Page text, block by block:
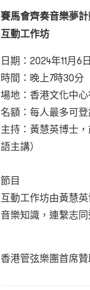
賽馬會齊奏音樂夢計
互動工作坊
日期：2024年11月6
時間：晚上7時30分
場地： 香港文化中
名額：每人最多可
主持：黃慧英博士，
語主講）
節目
互動工作坊由黃慧
音樂知識，連繫志
香港管弦樂團首席